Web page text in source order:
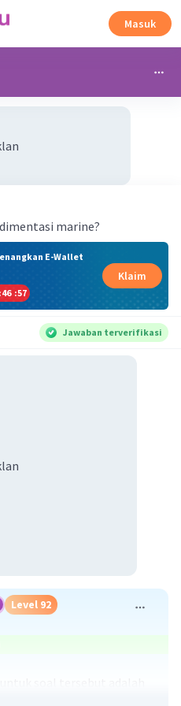
Masuk
marine?
E-Wallet
:46 :56
Klaim
Jawaban terverifikasi
Level 92